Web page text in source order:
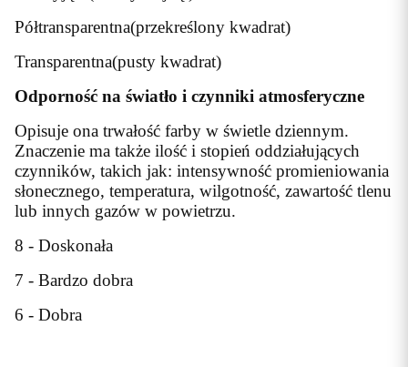
Półtransparentna(przekreślony kwadrat)
Transparentna(pusty kwadrat)
Odporność na światło i czynniki atmosferyczne
Opisuje ona trwałość farby w świetle dziennym.
Znaczenie ma także ilość i stopień oddziałujących
czynników, takich jak: intensywność promieniowania
słonecznego, temperatura, wilgotność, zawartość tlenu
lub innych gazów w powietrzu.
8 - Doskonała
7 - Bardzo dobra
6 - Dobra